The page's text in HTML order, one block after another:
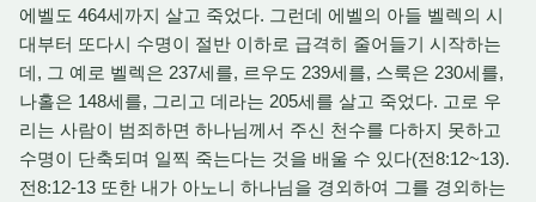
에벨도 464세까지 살고 죽었다. 그런데 에벨의 아들 벨렉의 시
대부터 또다시 수명이 절반 이하로 급격히 줄어들기 시작하는
데, 그 예로 벨렉은 237세를, 르우도 239세를, 스룩은 230세를,
나홀은 148세를, 그리고 데라는 205세를 살고 죽었다. 고로 우
리는 사람이 범죄하면 하나님께서 주신 천수를 다하지 못하고
수명이 단축되며 일찍 죽는다는 것을 배울 수 있다(전8:12~13).
전8:12-13 또한 내가 아노니 하나님을 경외하여 그를 경외하는